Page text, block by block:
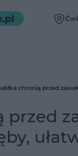
chronią przed
przed